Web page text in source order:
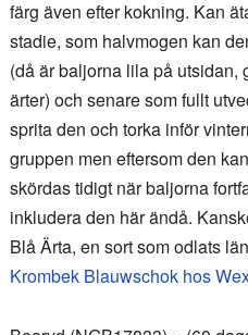
färg även efter kokning. Kan
stadie, som halvmogen kan
(då är baljorna lila på
ärter) och senare som fullt
sprita den och torka inför
gruppen men eftersom den
skördas tidigt när baljorna
inkludera den här ändå.
Blå Ärta, en sort som odlats
Krombek Blauwschok hos